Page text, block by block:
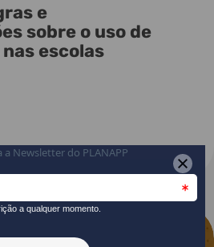
e
sobre o uso de
escolas